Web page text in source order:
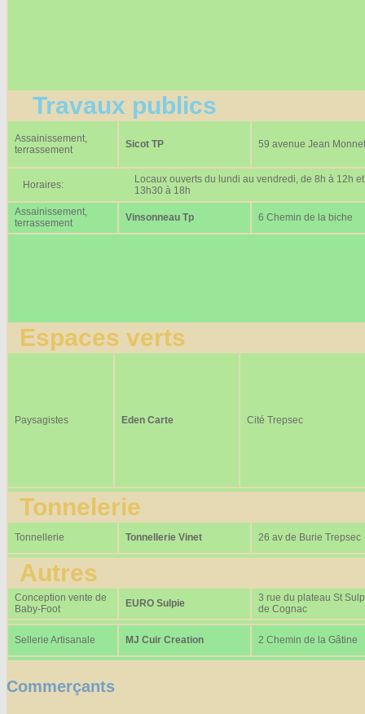
Travaux publics
Assainissement,
terrassement
Sicot TP 59 avenue Jean Monnet
Horaires:
Locaux ouverts du lundi au vendredi, de 8h à 12h
13h30 à 18h
Assainissement,
terrassement
Vinsonneau Tp 6 Chemin de la biche
Espaces verts
Paysagistes Eden Carte Cité Trepsec
Tonnelerie
Tonnellerie Tonnellerie Vinet 26 av de Burie Trepsec
Autres
Conception vente de
Baby-Foot
EURO Sulpie
3 rue du plateau St
de Cognac
Sellerie Artisanale MJ Cuir Creation 2 Chemin de la Gâtine
Commerçants